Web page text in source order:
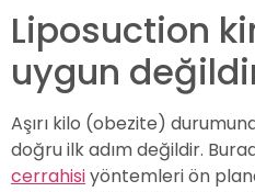
Liposuction
uygun
Aşırı kilo (obezite)
doğru ilk adım değildir.
cerrahisiyöntemleri ön